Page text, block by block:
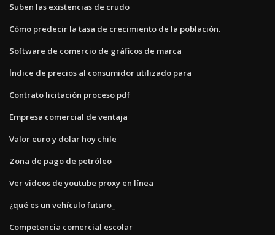
Suben las existencias de crudo
Cómo predecir la tasa de crecimiento de la población.
Software de comercio de gráficos de marca
Índice de precios al consumidor utilizado para
Contrato licitación proceso pdf
Empresa comercial de ventaja
Valor euro y dolar hoy chile
Zona de pago de petróleo
Ver videos de youtube proxy en línea
¿qué es un vehículo futuro_
Competencia comercial escolar